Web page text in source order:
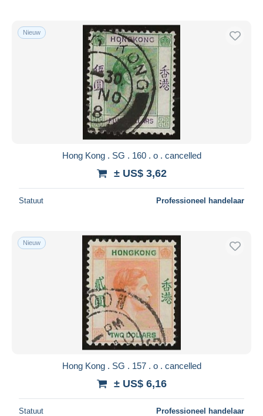
Nieuw
Hong Kong . SG . 160 . o . cancelled
± US$ 3,62
Statuut Professioneel handelaar
Nieuw
Hong Kong . SG . 157 . o . cancelled
± US$ 6,16
Statuut Professioneel handelaar